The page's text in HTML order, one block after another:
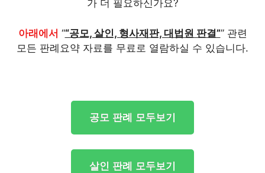
가 더 필요하신가요?
아래에서 ““공모, 살인, 형사재판, 대법원 판결”” 관련
모든 판례요약 자료를 무료로 열람하실 수 있습니다.
공모 판례 모두보기
살인 판례 모두보기